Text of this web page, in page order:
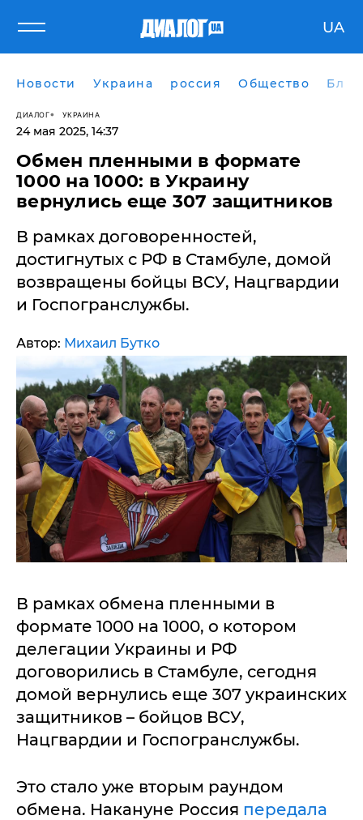
UA
Новости Украина россия Общество
ДИАЛОГ УКРАИНА
24 мая 2025, 14:37
Обмен пленными в формате
1000 на 1000: в Украину
вернулись еще 307 защитников
В рамках договоренностей,
достигнутых с РФ в Стамбуле, домой
возвращены бойцы ВСУ, Нацгвардии
и Госпогранслужбы.
Автор: Михаил Бутко
В рамках обмена пленными в
формате 1000 на 1000, о котором
делегации Украины и РФ
договорились в Стамбуле, сегодня
домой вернулись еще 307 украинских
защитников – бойцов ВСУ,
Нацгвардии и Госпогранслужбы.
Это стало уже вторым раундом
обмена. Накануне Россия передала